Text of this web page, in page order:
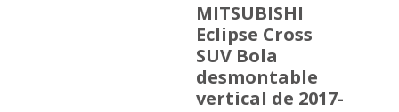
MITSUBISHI
Eclipse Cross
SUV Bola
desmontable
vertical de 2017-